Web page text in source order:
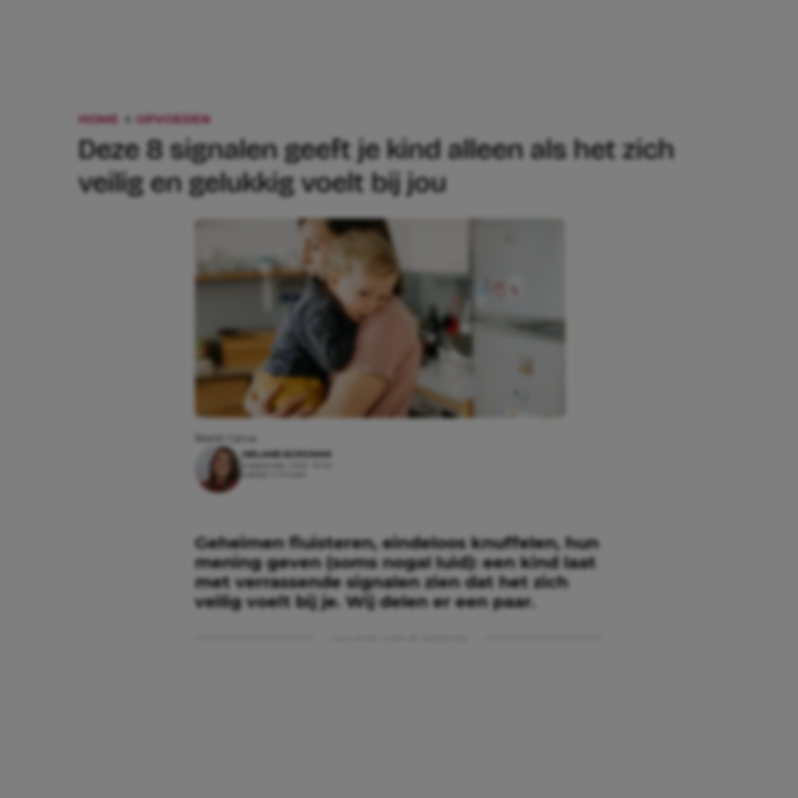
HOME OPVOEDEN
Deze 8 signalen geeft je kind alleen als het zich
veilig en gelukkig voelt bij jou
MELANIE BORGMAN
Geheimen fluisteren, eindeloos knuffelen, hun
mening geven (soms nogal luid): een kind laat
met verrassende signalen zien dat het zich
veilig voelt bij je. Wij delen er een paar.